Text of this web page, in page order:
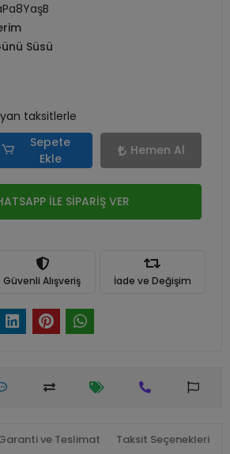
Süsü
taksitlerle
Sepete
Ekle
Hemen Al
İLE SİPARİŞ VER
Güvenli Alışveriş İade ve Değişim
ve Teslimat Taksit Seçenekleri